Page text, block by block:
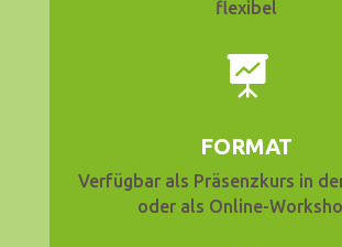
flexibel

FORMAT
Verfügbar als Präsenzkurs in
oder als Online-